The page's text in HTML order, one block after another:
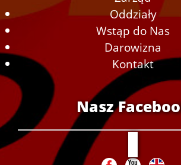
Oddziały
Wstąp do Nas
Darowizna
Kontakt
Nasz